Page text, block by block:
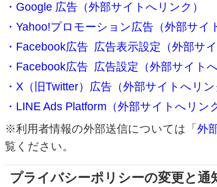
・Google 広告（外部サイトへリンク）
・Yahoo!プロモーション広告（外部サイ
・Facebook広告 広告表示設定（外部サ
・Facebook広告 広告設定（外部サイト
・X（旧Twitter）広告（外部サイトへリ
・LINE Ads Platform（外部サイトへリン
※利用者情報の外部送信については「外
覧ください。
プライバシーポリシーの変更と通